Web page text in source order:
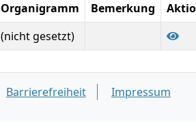
Organigramm Bemerkung
(nicht gesetzt)
Barrierefreiheit Impressum